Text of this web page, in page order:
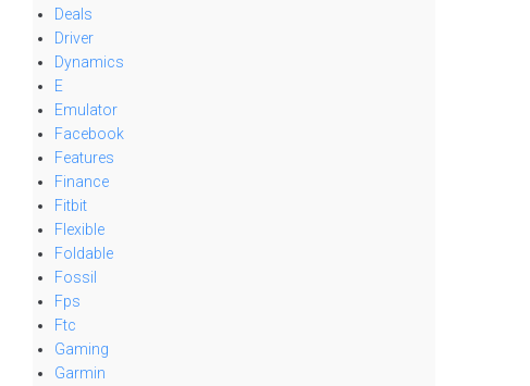
Deals
Driver
Dynamics
E
Emulator
Facebook
Features
Finance
Fitbit
Flexible
Foldable
Fossil
Fps
Ftc
Gaming
Garmin